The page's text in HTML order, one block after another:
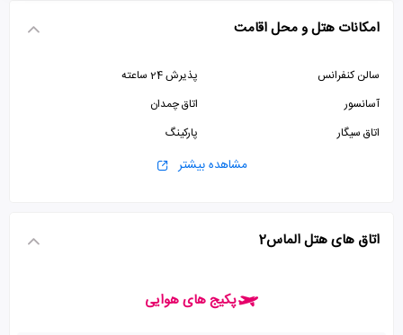
امکانات هتل و محل اقامت
سالن کنفرانس
پذیرش 24 ساعته
آسانسور
اتاق چمدان
اتاق سیگار
پارکینگ
استخر
مشاهده بیشتر
اتاق های هتل الماس2
پکیج های هوایی